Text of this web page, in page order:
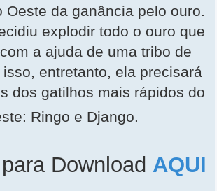
Oeste da ganância pelo ouro.
explodir todo o ouro que
a ajuda de uma tribo de
entretanto, ela precisará
dos gatilhos mais rápidos do
Ringo e Django.
Download AQUI